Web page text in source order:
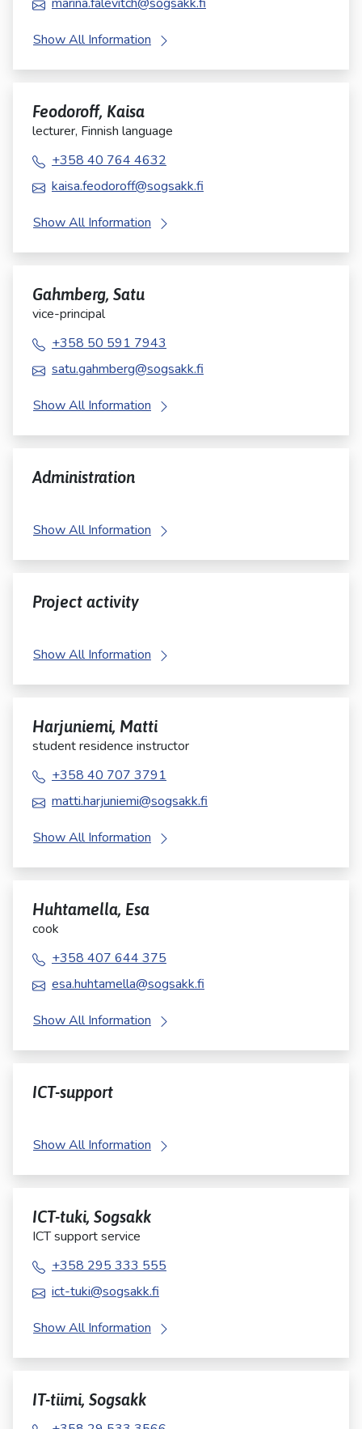
Show All Information
Feodoroff, Kaisa
lecturer, Finnish language
+358 40 764 4632
kaisa.feodoroff@sogsakk.fi
Show All Information
Gahmberg, Satu
vice-principal
+358 50 591 7943
satu.gahmberg@sogsakk.fi
Show All Information
Administration
Show All Information
Project activity
Show All Information
Harjuniemi, Matti
student residence instructor
+358 40 707 3791
matti.harjuniemi@sogsakk.fi
Show All Information
Huhtamella, Esa
cook
+358 407 644 375
esa.huhtamella@sogsakk.fi
Show All Information
ICT-support
Show All Information
ICT-tuki, Sogsakk
ICT support service
+358 295 333 555
ict-tuki@sogsakk.fi
Show All Information
IT-tiimi, Sogsakk